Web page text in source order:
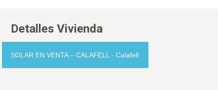
Detalles Vivienda
SOLAR EN VENTA – CALAFELL - Calafell